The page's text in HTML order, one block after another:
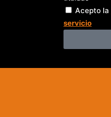
Acepto la
servicio